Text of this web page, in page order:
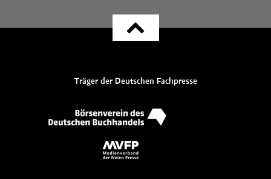
Träger der Deutschen Fachpresse